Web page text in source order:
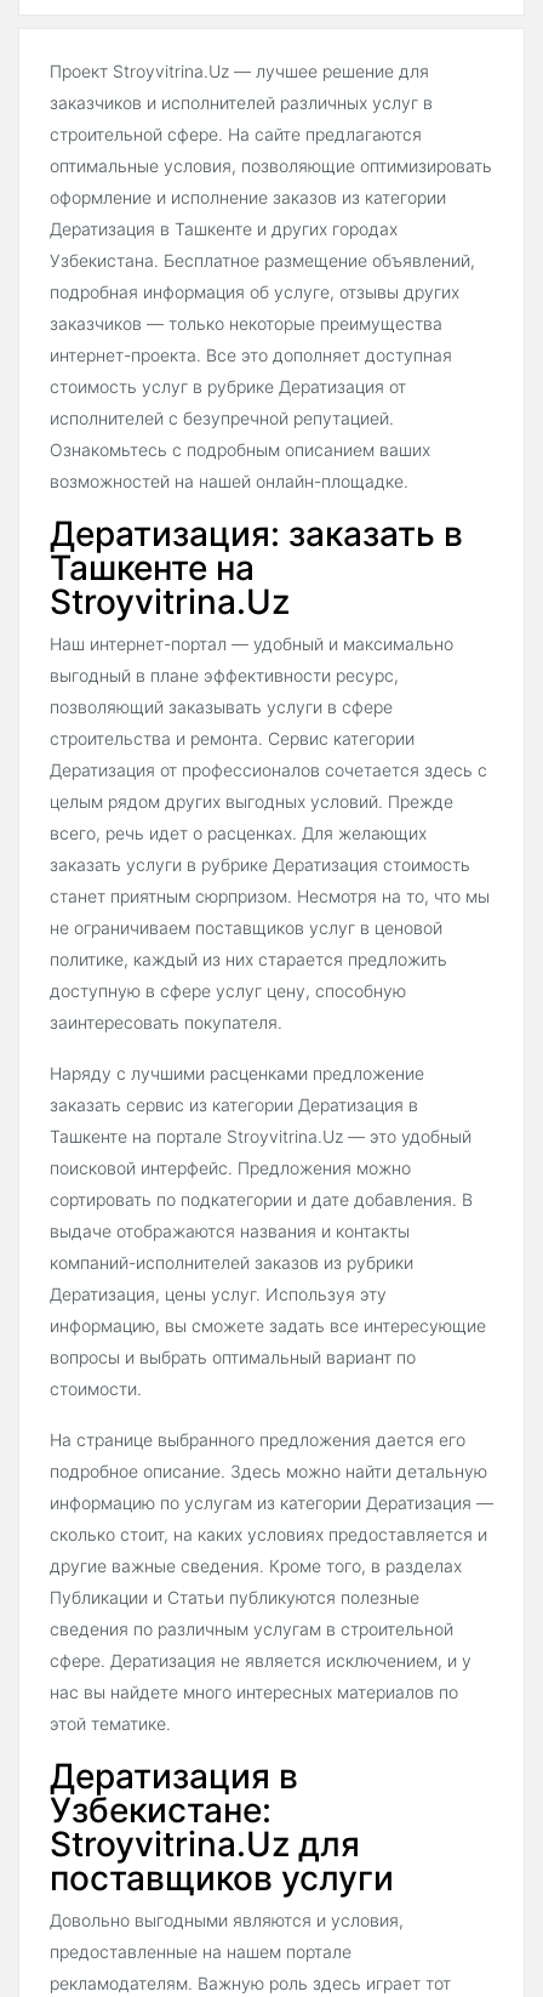
Проект Stroyvitrina.Uz — лучшее решение для
заказчиков и исполнителей различных услуг в
строительной сфере. На сайте предлагаются
оптимальные условия, позволяющие оптимизировать
оформление и исполнение заказов из категории
Дератизация в Ташкенте и других городах
Узбекистана. Бесплатное размещение объявлений,
подробная информация об услуге, отзывы других
заказчиков — только некоторые преимущества
интернет-проекта. Все это дополняет доступная
стоимость услуг в рубрике Дератизация от
исполнителей с безупречной репутацией.
Ознакомьтесь с подробным описанием ваших
возможностей на нашей онлайн-площадке.
Дератизация: заказать в
Ташкенте на
Stroyvitrina.Uz
Наш интернет-портал — удобный и максимально
выгодный в плане эффективности ресурс,
позволяющий заказывать услуги в сфере
строительства и ремонта. Сервис категории
Дератизация от профессионалов сочетается здесь с
целым рядом других выгодных условий. Прежде
всего, речь идет о расценках. Для желающих
заказать услуги в рубрике Дератизация стоимость
станет приятным сюрпризом. Несмотря на то, что мы
не ограничиваем поставщиков услуг в ценовой
политике, каждый из них старается предложить
доступную в сфере услуг цену, способную
заинтересовать покупателя.
Наряду с лучшими расценками предложение
заказать сервис из категории Дератизация в
Ташкенте на портале Stroyvitrina.Uz — это удобный
поисковой интерфейс. Предложения можно
сортировать по подкатегории и дате добавления. В
выдаче отображаются названия и контакты
компаний-исполнителей заказов из рубрики
Дератизация, цены услуг. Используя эту
информацию, вы сможете задать все интересующие
вопросы и выбрать оптимальный вариант по
стоимости.
На странице выбранного предложения дается его
подробное описание. Здесь можно найти детальную
информацию по услугам из категории Дератизация —
сколько стоит, на каких условиях предоставляется и
другие важные сведения. Кроме того, в разделах
Публикации и Статьи публикуются полезные
сведения по различным услугам в строительной
сфере. Дератизация не является исключением, и у
нас вы найдете много интересных материалов по
этой тематике.
Дератизация в
Узбекистане:
Stroyvitrina.Uz для
поставщиков услуги
Довольно выгодными являются и условия,
предоставленные на нашем портале
рекламодателям. Важную роль здесь играет тот